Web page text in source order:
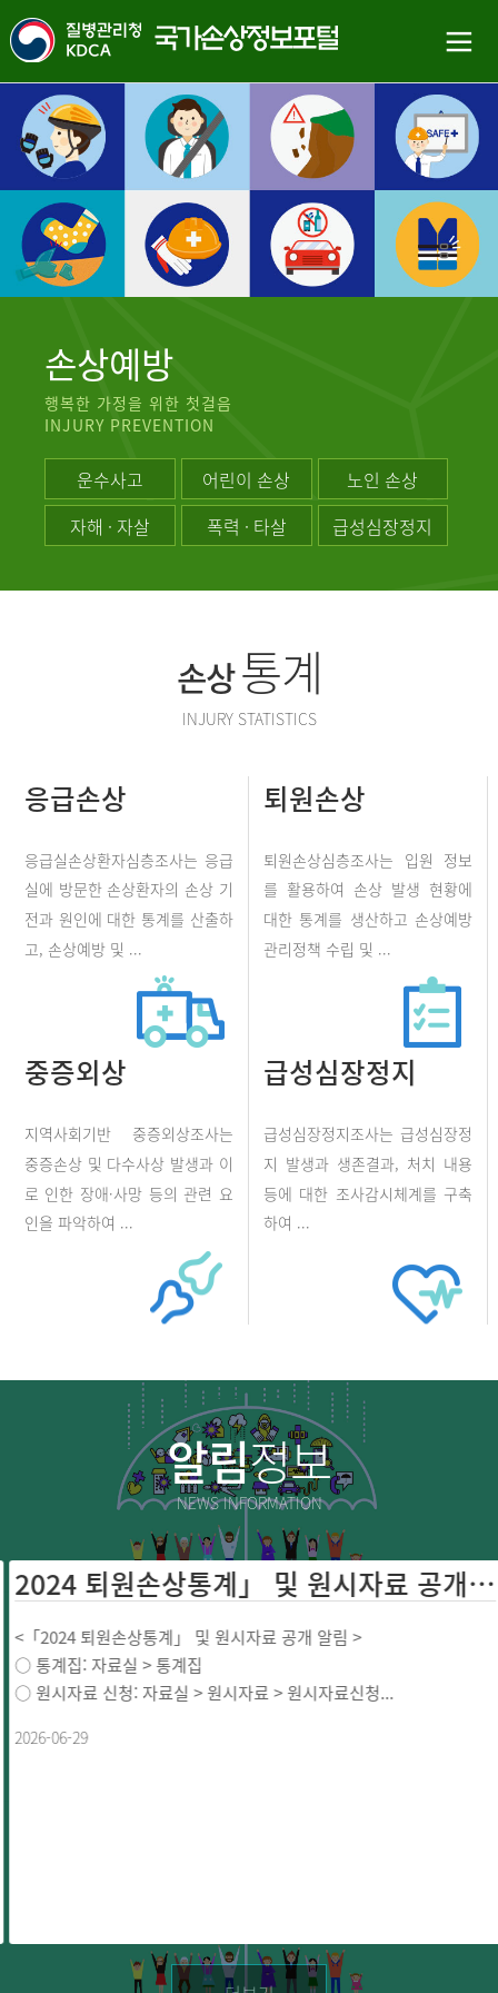
손상예방
행복한 가정을 위한 첫걸음
INJURY PREVENTION
운수사고 어린이 손상
노인 손상
자해 · 자살
폭력 · 타살 급성심장정지
손상통계
INJURY STATISTICS
응급손상
응급실손상환자심층조사는 응급
실에 방문한 손상환자의 손상 기
전과 원인에 대한 통계를 산출하
고, 손상예방 및 ...
퇴원손상
퇴원손상심층조사는 입원 정보
를 활용하여 손상 발생 현황에
대한 통계를 생산하고 손상예방
관리정책 수립 및 ...
중증외상
지역사회기반 중증외상조사는
중증손상 및 다수사상 발생과 이
로 인한 장애·사망 등의 관련 요
인을 파악하여 ...
급성심장정지
급성심장정지조사는 급성심장정
지 발생과 생존결과, 처치 내용
등에 대한 조사감시체계를 구축
하여 ...
알림정보
NEWS INFORMATION
2024 퇴원손상통계」 및 원시자료 공개 ...
<「2024 퇴원손상통계」 및 원시자료 공개 알림 >
○ 통계집: 자료실 > 통계집
○ 원시자료 신청: 자료실 > 원시자료 > 원시자료신청...
2026-06-29